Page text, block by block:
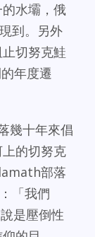
水壩，俄
到。另外
切努克鮭
年度遷
幾十年來倡
的切努克
部落
「我們
是壓倒性